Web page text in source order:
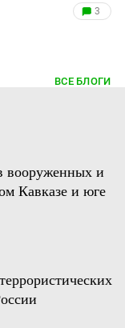
3
ВСЕ БЛОГИ
вооруженных и
Кавказе и юге